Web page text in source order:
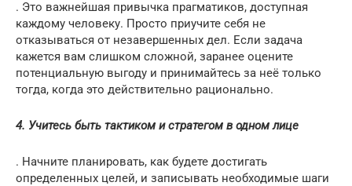
. Это важнейшая привычка прагматиков, доступная
каждому человеку. Просто приучите себя не
отказываться от незавершенных дел. Если задача
кажется вам слишком сложной, заранее оцените
потенциальную выгоду и принимайтесь за неё только
тогда, когда это действительно рационально.
4. Учитесь быть тактиком и стратегом в одном лице
. Начните планировать, как будете достигать
определенных целей, и записывать необходимые шаги